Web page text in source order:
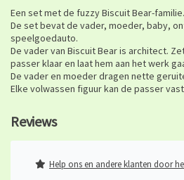
Een set met de fuzzy Biscuit Bear-familie.
De set bevat de vader, moeder, baby,
speelgoedauto.
De vader van Biscuit Bear is architect.
passer klaar en laat hem aan het werk
De vader en moeder dragen nette
Elke volwassen figuur kan de passer
Reviews
Help ons en andere klanten door